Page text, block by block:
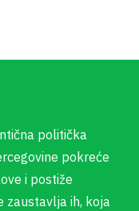
politička
pokreće
i postiže
zaustavlja ih, koja